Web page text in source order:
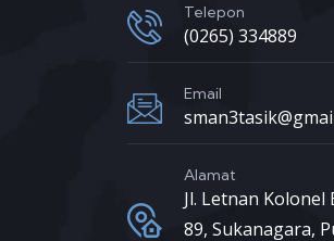
Telepon
(0265) 334889
Email
Alamat
Jl. Letnan Kolonel
89, Sukanagara,